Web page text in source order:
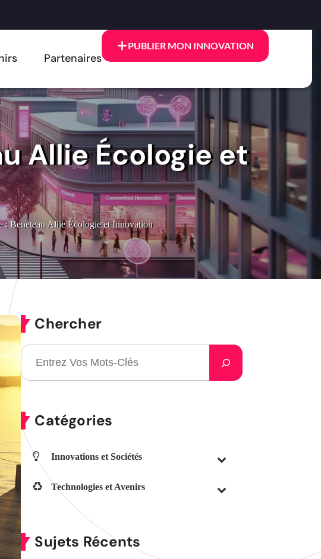
Partenaires
PUBLIER MON INNOVATION
Allie Écologie et
: Beneteau Allie Écologie et Innovation
Chercher
Catégories
Innovations et Sociétés
Technologies et Avenirs
Sujets Récents